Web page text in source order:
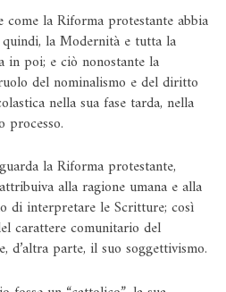
la Riforma protestante abbia
la Modernità e tutta la
in poi; e ciò nonostante la
del nominalismo e del diritto
nella sua fase tarda, nella
processo.
la Riforma protestante,
alla ragione umana e alla
di interpretare le Scritture; così
carattere comunitario del
d’altra parte, il suo soggettivismo.